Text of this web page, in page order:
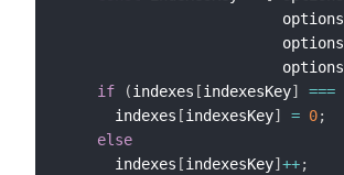
                         options
                         options
                         options
if
(indexes [indexesKey] ===
      indexes
[indexesKey] = 0;
else
      indexes
[indexesKey] ++;